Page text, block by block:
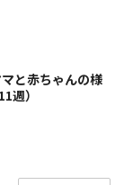
と赤ちゃんの様
週）